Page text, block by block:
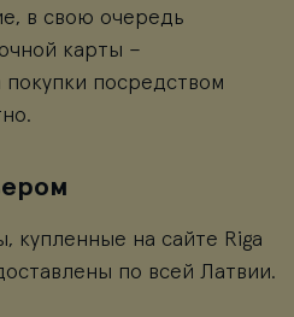
в свою очередь
карты –
покупки посредством
купленные на сайте Riga
по всей Латвии.